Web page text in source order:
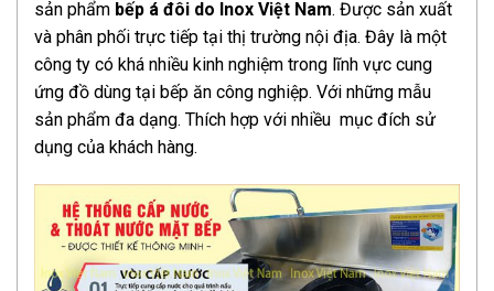
sản phẩm bếp á đôi do Inox Việt Nam. Được sản xuất
và phân phối trực tiếp tại thị trường nội địa. Đây là một
công ty có khá nhiều kinh nghiệm trong lĩnh vực cung
ứng đồ dùng tại bếp ăn công nghiệp. Với những mẫu
sản phẩm đa dạng. Thích hợp với nhiều mục đích sử
dụng của khách hàng.